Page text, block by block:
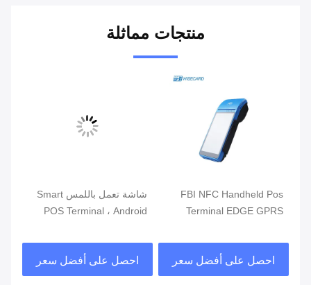
منتجات مماثلة
FBI NFC Handheld Pos
Terminal EDGE GPRS
المحمولة
احصل على أفضل سعر
شاشة تعمل باللمس Smart
POS Terminal ، Android
احصل على أفضل سعر